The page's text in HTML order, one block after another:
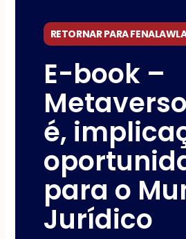
RETORNAR PARA
E-book –
é,
para o
Jurídico